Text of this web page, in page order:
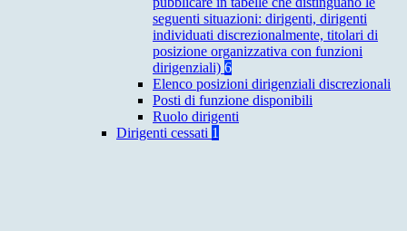
seguenti situazioni: dirigenti, dirigenti
individuati discrezionalmente, titolari di
posizione organizzativa con funzioni
dirigenziali) 6
Elenco posizioni dirigenziali discrezionali
Posti di funzione disponibili
Ruolo dirigenti
Dirigenti cessati 1